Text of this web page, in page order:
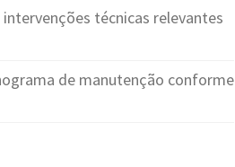
técnicas relevantes
de manutenção conforme